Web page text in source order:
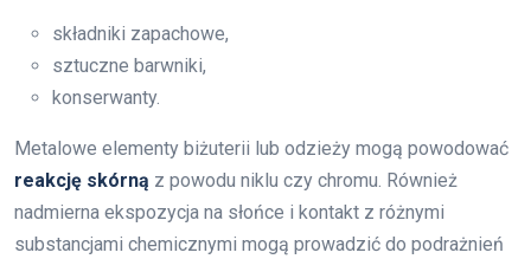
składniki zapachowe,
sztuczne barwniki,
konserwanty.
Metalowe elementy biżuterii lub odzieży mogą powodować
reakcję skórną z powodu niklu czy chromu. Również
nadmierna ekspozycja na słońce i kontakt z różnymi
substancjami chemicznymi mogą prowadzić do podrażnień